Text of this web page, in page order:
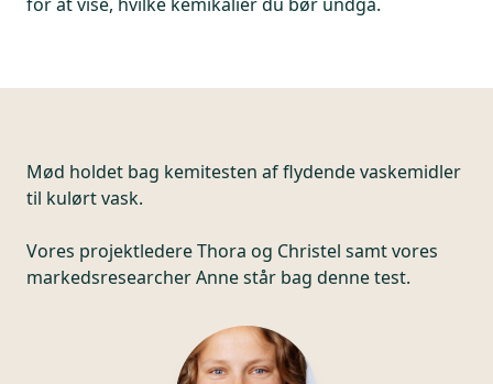
Mød holdet bag kemitesten af flydende vaskemidler
til kulørt vask.
Vores projektledere Thora og Christel samt vores
markedsresearcher Anne står bag denne test.